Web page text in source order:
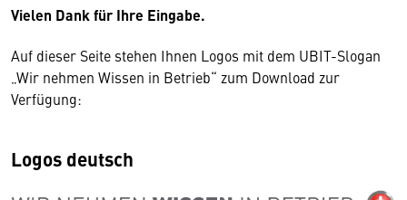
Vielen Dank für Ihre Eingabe.
Auf dieser Seite stehen Ihnen Logos mit dem UBIT-Slogan
„Wir nehmen Wissen in Betrieb“ zum Download zur
Verfügung:
Logos deutsch